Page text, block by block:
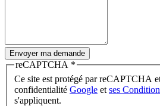
Envoyer ma demande
reCAPTCHA *
Ce site est protégé par reCAPTCHA
confidentialité Google et ses
s'appliquent.